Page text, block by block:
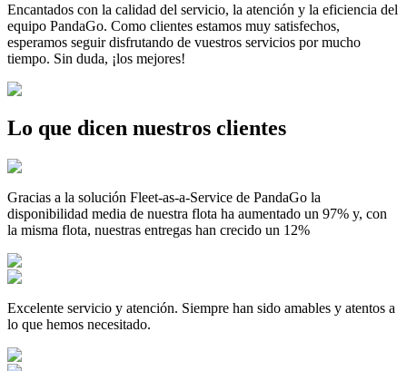
Encantados con la calidad del servicio, la atención y la eficiencia del
equipo PandaGo. Como clientes estamos muy satisfechos,
esperamos seguir disfrutando de vuestros servicios por mucho
tiempo. Sin duda, ¡los mejores!
Lo que dicen nuestros clientes
Gracias a la solución Fleet-as-a-Service de PandaGo la
disponibilidad media de nuestra flota ha aumentado un 97% y, con
la misma flota, nuestras entregas han crecido un 12%
Excelente servicio y atención. Siempre han sido amables y atentos a
lo que hemos necesitado.